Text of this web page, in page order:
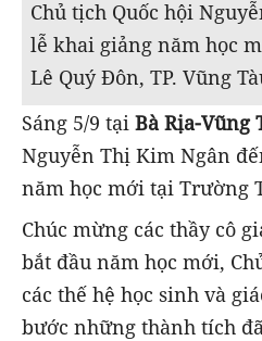
Chủ tịch Quốc hội
lễ khai giảng năm học
Lê Quý Đôn, TP. Vũng
Sáng 5/9 tại Bà Rịa-Vũng
Nguyễn Thị Kim Ngân
năm học mới tại Trường
Chúc mừng các thầy cô
bắt đầu năm học mới,
các thế hệ học sinh và
bước những thành tích